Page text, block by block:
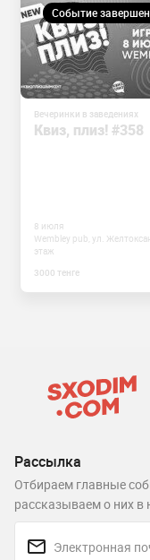
Событие
Вечеринки в заведениях
Квиз, плиз! #358
8 июля
Wembley pub, ул.
этаж
3000 тенге
Рассылка
Отбираем главные
рассказываем о них в